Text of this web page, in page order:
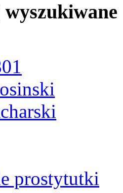
prostytutki